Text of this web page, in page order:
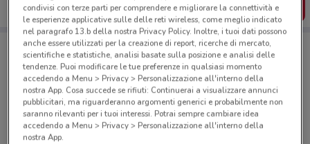
SCARICA L’APP
Negozi Lidl a Alessandria
condivisi con terze parti per comprendere e migliorare la connettività e
le esperienze applicative sulle delle reti wireless, come meglio indicato
nel paragrafo 13.b della nostra Privacy Policy. Inoltre, i tuoi dati possono
anche essere utilizzati per la creazione di report, ricerche di mercato,
scientifiche e statistiche, analisi basate sulla posizione e analisi delle
tendenze. Puoi modificare le tue preferenze in qualsiasi momento
accedendo a Menu > Privacy > Personalizzazione all'interno della
nostra App. Cosa succede se rifiuti: Continuerai a visualizzare annunci
pubblicitari, ma riguarderanno argomenti generici e probabilmente non
saranno rilevanti per i tuoi interessi. Potrai sempre cambiare idea
accedendo a Menu > Privacy > Personalizzazione all'interno della
nostra App.